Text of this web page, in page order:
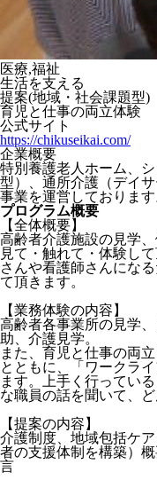
医療,福祉
生活を支える
提案(地域・社会課題型)
育児と仕事の両立体験
公式サイト
https://chikuseikai.com/
企業概要
特別養護老人ホーム、
型）、通所介護（デイ
事業を運営しております
プログラム概要
【全体概要】
高齢者介護施設の見学
見て・触れて・体験し
さんや看護師さんにな
て頂きます。
【業務体験の内容】
高齢者各事業所の見学
助、介護見学。
また、育児と仕事の両
とともに、「ワークラ
ます。上手く行ってい
な職員の話を聞いて、
【提案の内容】
介護制度、地域包括ケ
者の支援体制を構築）
言